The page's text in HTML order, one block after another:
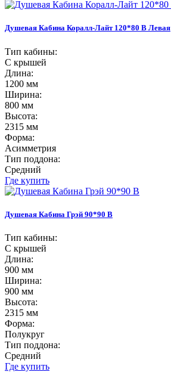
Душевая Кабина Коралл-Лайт 120*80 В Левая
Тип кабины:
С крышей
Длина:
1200 мм
Ширина:
800 мм
Высота:
2315 мм
Форма:
Асимметрия
Тип поддона:
Средний
Где купить
Душевая Кабина Грэй 90*90 В
Тип кабины:
С крышей
Длина:
900 мм
Ширина:
900 мм
Высота:
2315 мм
Форма:
Полукруг
Тип поддона:
Средний
Где купить